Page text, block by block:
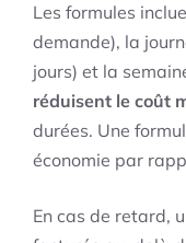
Les formules
demande), la
jours) et la
réduisent le coût
durées. Une
économie par
En cas de retard,